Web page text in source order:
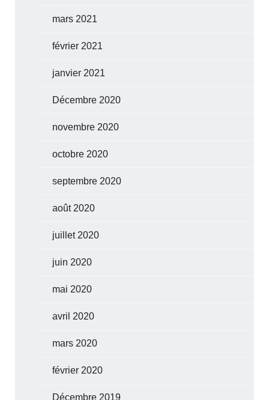
mars 2021
février 2021
janvier 2021
Décembre 2020
novembre 2020
octobre 2020
septembre 2020
août 2020
juillet 2020
juin 2020
mai 2020
avril 2020
mars 2020
février 2020
Décembre 2019